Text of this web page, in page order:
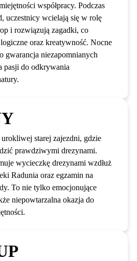
współpracy. Podczas
uczestnicy wcielają się w rolę
i rozwiązują zagadki, co
oraz kreatywność. Nocne
gwarancja niezapomnianych
pasji do odkrywania
starej zajezdni, gdzie
prawdziwymi drezynami.
wycieczkę drezynami wzdłuż
Radunia oraz egzamin na
To nie tylko emocjonujące
niepowtarzalna okazja do